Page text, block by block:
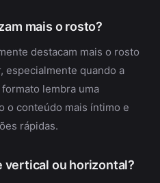
mais o rosto?
destacam mais o rosto
especialmente quando a
lembra uma
o conteúdo mais íntimo e
rápidas.
vertical ou horizontal?